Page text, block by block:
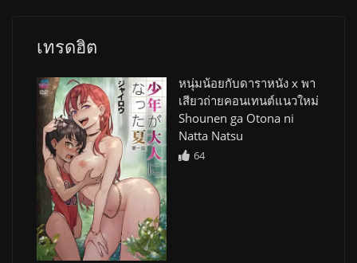
เทรดฮิต
หนุ่มน้อยกับดาราหนัง x พา
เสียวถ่ายคอนเทนต์แนวใหม่
Shounen ga Otona ni
Natta Natsu
64